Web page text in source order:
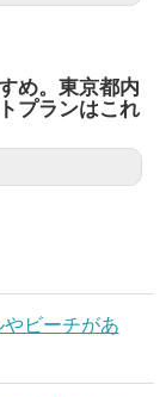
め。東京都内
プランはこれ
ビーチがあ